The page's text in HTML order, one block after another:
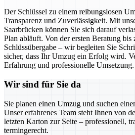
Der Schlüssel zu einem reibungslosen
Transparenz und Zuverlässigkeit. Mit
Saarbrücken können Sie sich darauf
Plan abläuft. Von der ersten Beratung bis
Schlüssübergabe – wir begleiten Sie
sicher, dass Ihr Umzug ein Erfolg wird.
Erfahrung und professionelle Umsetzung.
Wir sind für Sie da
Sie planen einen Umzug und suchen
Unser erfahrenes Team steht Ihnen von
letzten Karton zur Seite – professionell,
termingerecht.